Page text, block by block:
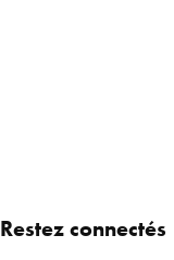
Restez connectés